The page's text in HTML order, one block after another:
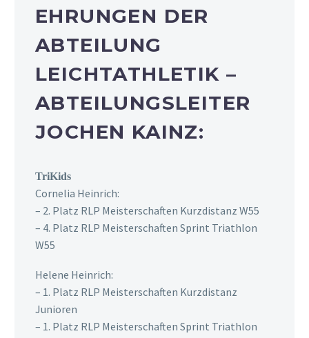
EHRUNGEN DER
ABTEILUNG
LEICHTATHLETIK –
ABTEILUNGSLEITER
JOCHEN KAINZ:
TriKids
Cornelia Heinrich:
– 2. Platz RLP Meisterschaften Kurzdistanz W55
– 4. Platz RLP Meisterschaften Sprint Triathlon
W55
Helene Heinrich:
– 1. Platz RLP Meisterschaften Kurzdistanz
Junioren
– 1. Platz RLP Meisterschaften Sprint Triathlon